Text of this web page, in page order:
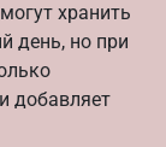
хранить
день, но при
добавляет